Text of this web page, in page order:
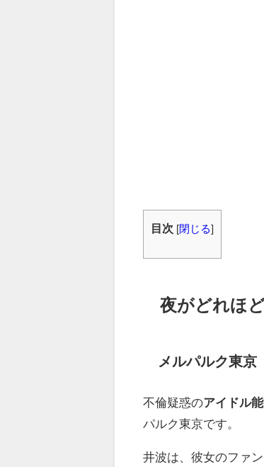
目次 閉じる
夜がどれほ
メルパルク東京
不倫疑惑のアイドル
パルク東京です。
井波は、彼女のファ